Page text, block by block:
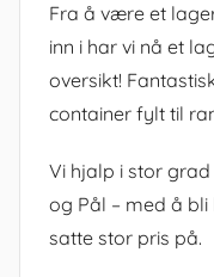
Fra å være et
inn i har vi nå et
oversikt!
container fylt til
Vi hjalp i stor grad
og Pål – med å
satte stor pris på.